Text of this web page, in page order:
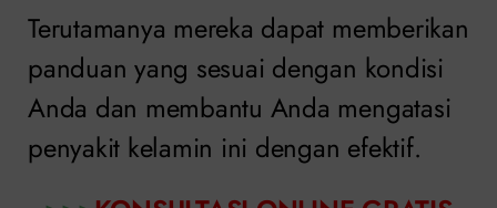
Terutamanya mereka dapat memberikan
panduan yang sesuai dengan kondisi
Anda dan membantu Anda mengatasi
penyakit kelamin ini dengan efektif.